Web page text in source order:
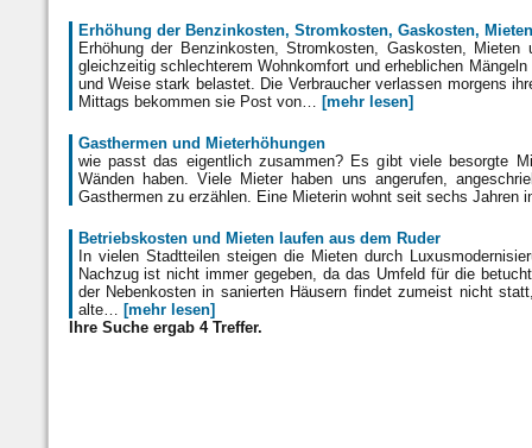
Erhöhung der Benzinkosten, Stromkosten, Gaskosten,
Erhöhung der Benzinkosten, Stromkosten, Gaskosten,
gleichzeitig schlechterem Wohnkomfort und erheblichen
und Weise stark belastet. Die Verbraucher verlassen morgens
Mittags bekommen sie Post von… [mehr lesen]
Gasthermen und Mieterhöhungen
wie passt das eigentlich zusammen? Es gibt viele besorgte
Wänden haben. Viele Mieter haben uns angerufen,
Gasthermen zu erzählen. Eine Mieterin wohnt seit sechs
Betriebskosten und Mieten laufen aus dem Ruder
In vielen Stadtteilen steigen die Mieten durch
Nachzug ist nicht immer gegeben, da das Umfeld für die
der Nebenkosten in sanierten Häusern findet zumeist nicht
alte… [mehr lesen]
Ihre Suche ergab 4 Treffer.